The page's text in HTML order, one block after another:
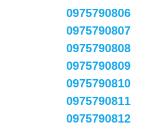
0975790806
0975790807
0975790808
0975790809
0975790810
0975790811
0975790812